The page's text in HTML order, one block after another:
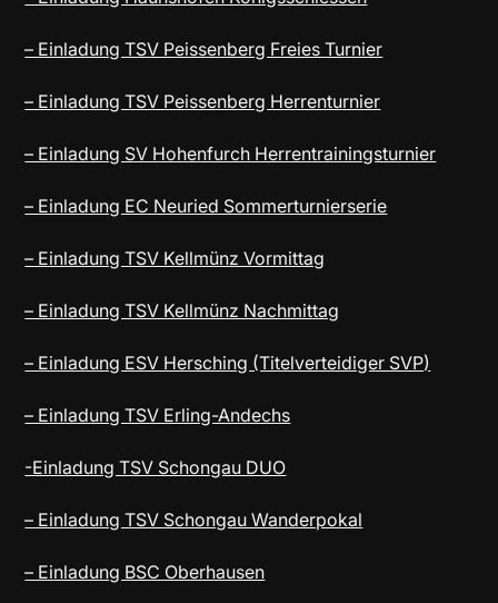
– Einladung TSV Peissenberg Freies Turnier
– Einladung TSV Peissenberg Herrenturnier
– Einladung SV Hohenfurch Herrentrainingsturnier
– Einladung EC Neuried Sommerturnierserie
– Einladung TSV Kellmünz Vormittag
– Einladung TSV Kellmünz Nachmittag
– Einladung ESV Hersching (Titelverteidiger SVP)
– Einladung TSV Erling-Andechs
-Einladung TSV Schongau DUO
– Einladung TSV Schongau Wanderpokal
– Einladung BSC Oberhausen